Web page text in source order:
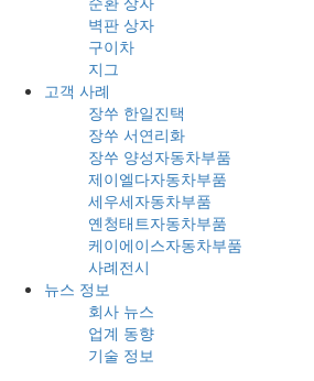
벽판 상자
구이차
지그
고객 사례
장쑤 한일진택
장쑤 서연리화
장쑤 양성자동차부품
제이엘다자동차부품
세우세자동차부품
옌청태트자동차부품
케이에이스자동차부품
사례전시
뉴스 정보
회사 뉴스
업계 동향
기술 정보